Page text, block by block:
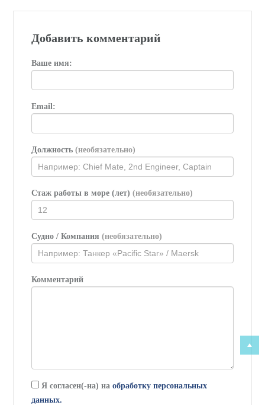
Добавить комментарий
Ваше имя:
Email:
Должность(необязательно)
Стаж работы в море (лет)(необязательно)
Судно / Компания(необязательно)
Комментарий
Я согласен(-на) наобработку персональных
данных.